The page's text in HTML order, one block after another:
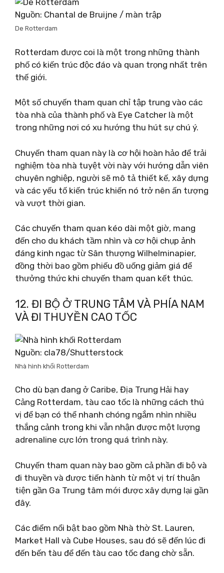
Nguồn: Chantal de Bruijne / màn trập
De Rotterdam
Rotterdam được coi là một trong những thành
phố có kiến ​​trúc độc đáo và quan trọng nhất trên
thế giới.
Một số chuyến tham quan chỉ tập trung vào các
tòa nhà của thành phố và Eye Catcher là một
trong những nơi có xu hướng thu hút sự chú ý.
Chuyến tham quan này là cơ hội hoàn hảo để trải
nghiệm tòa nhà tuyệt vời này với hướng dẫn viên
chuyên nghiệp, người sẽ mô tả thiết kế, xây dựng
và các yếu tố kiến ​​trúc khiến nó trở nên ấn tượng
và vượt thời gian.
Các chuyến tham quan kéo dài một giờ, mang
đến cho du khách tầm nhìn và cơ hội chụp ảnh
đáng kinh ngạc từ Sân thượng Wilhelminapier,
đồng thời bao gồm phiếu đồ uống giảm giá để
thưởng thức khi chuyến tham quan kết thúc.
12. ĐI BỘ Ở TRUNG TÂM VÀ PHÍA NAM
VÀ ĐI THUYỀN CAO TỐC
Nguồn: cla78/Shutterstock
Nhà hình khối Rotterdam
Cho dù bạn đang ở Caribe, Địa Trung Hải hay
Cảng Rotterdam, tàu cao tốc là những cách thú
vị để bạn có thể nhanh chóng ngắm nhìn nhiều
thắng cảnh trong khi vẫn nhận được một lượng
adrenaline cực lớn trong quá trình này.
Chuyến tham quan này bao gồm cả phần đi bộ và
đi thuyền và được tiến hành từ một vị trí thuận
tiện gần Ga Trung tâm mới được xây dựng lại gần
đây.
Các điểm nổi bật bao gồm Nhà thờ St. Lauren,
Market Hall và Cube Houses, sau đó sẽ đến lúc đi
đến bến tàu để đến tàu cao tốc đang chờ sẵn.